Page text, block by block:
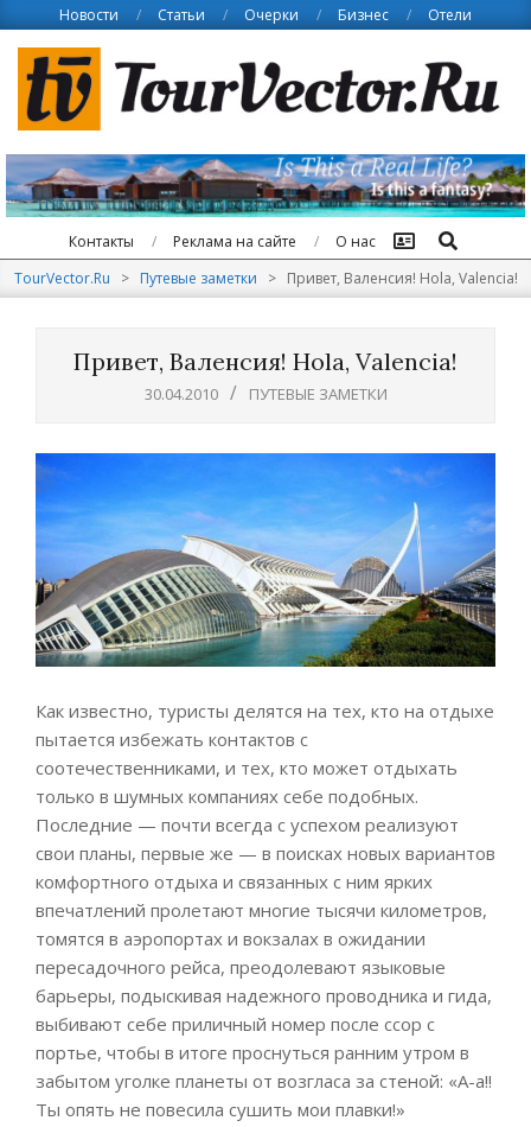
content
Новости Статьи Очерки Бизнес Отели
Контакты Реклама на сайте О нас Поиск
TourVector.Ru > Путевые заметки > Привет, Валенсия! Hola, Valencia!
Привет, Валенсия! Hola, Valencia!
30.04.2010 ПУТЕВЫЕ ЗАМЕТКИ
Как известно, туристы делятся на тех, кто на отдыхе
пытается избежать контактов с
соотечественниками, и тех, кто может отдыхать
только в шумных компаниях себе подобных.
Последние — почти всегда с успехом реализуют
свои планы, первые же — в поисках новых вариантов
комфортного отдыха и связанных с ним ярких
впечатлений пролетают многие тысячи километров,
томятся в аэропортах и вокзалах в ожидании
пересадочного рейса, преодолевают языковые
барьеры, подыскивая надежного проводника и гида,
выбивают себе приличный номер после ссор с
портье, чтобы в итоге проснуться ранним утром в
забытом уголке планеты от возгласа за стеной: «А-а!!
Ты опять не повесила сушить мои плавки!»